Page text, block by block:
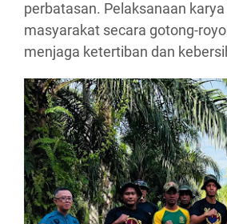
perbatasan. Pelaksanaan
masyarakat secara gotong-
menjaga ketertiban dan